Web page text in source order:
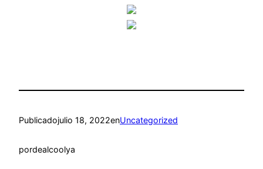
Publicadojulio 18, 2022enUncategorized
pordealcoolya